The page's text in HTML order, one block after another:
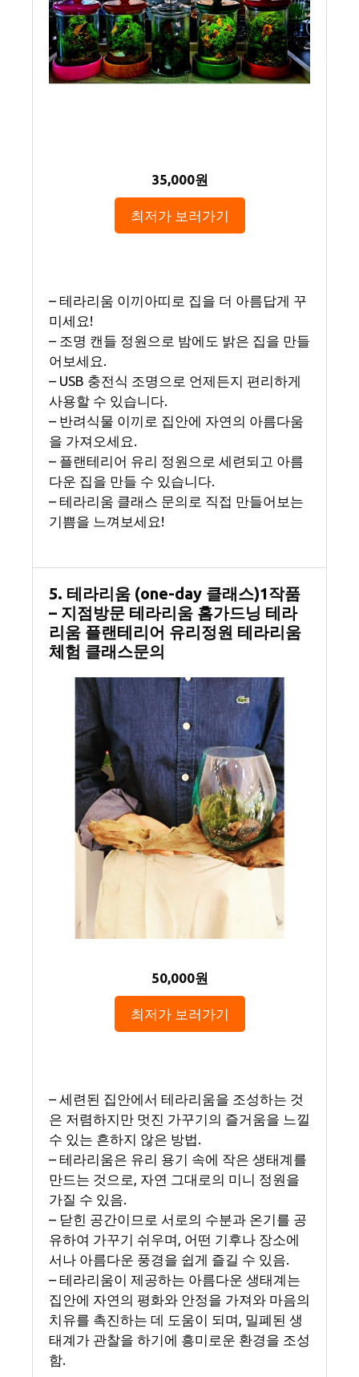
35,000원
최저가 보러가기
– 테라리움 이끼아띠로 집을 더 아름답게 꾸
미세요!
– 조명 캔들 정원으로 밤에도 밝은 집을 만들
어보세요.
– USB 충전식 조명으로 언제든지 편리하게
사용할 수 있습니다.
– 반려식물 이끼로 집안에 자연의 아름다움
을 가져오세요.
– 플랜테리어 유리 정원으로 세련되고 아름
다운 집을 만들 수 있습니다.
– 테라리움 클래스 문의로 직접 만들어보는
기쁨을 느껴보세요!
5. 테라리움 (one-day 클래스)1작품
– 지점방문 테라리움 홈가드닝 테라
리움 플랜테리어 유리정원 테라리움
체험 클래스문의
50,000원
최저가 보러가기
– 세련된 집안에서 테라리움을 조성하는 것
은 저렴하지만 멋진 가꾸기의 즐거움을 느낄
수 있는 흔하지 않은 방법.
– 테라리움은 유리 용기 속에 작은 생태계를
만드는 것으로, 자연 그대로의 미니 정원을
가질 수 있음.
– 닫힌 공간이므로 서로의 수분과 온기를 공
유하여 가꾸기 쉬우며, 어떤 기후나 장소에
서나 아름다운 풍경을 쉽게 즐길 수 있음.
– 테라리움이 제공하는 아름다운 생태계는
집안에 자연의 평화와 안정을 가져와 마음의
치유를 촉진하는 데 도움이 되며, 밀폐된 생
태계가 관찰을 하기에 흥미로운 환경을 조성
함.